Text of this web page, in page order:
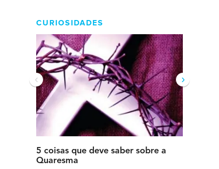
CURIOSIDADES
5 coisas que deve saber sobre a
Quaresma
‹ ›